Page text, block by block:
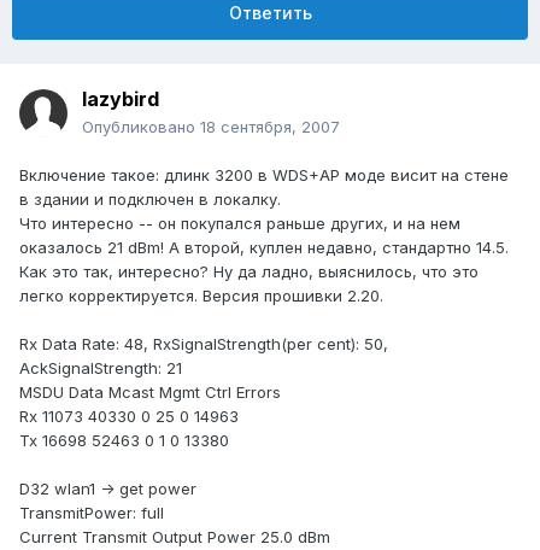
Ответить
lazybird
Опубликовано 18 сентября, 2007
Включение такое: длинк 3200 в WDS+AP моде висит на стене
в здании и подключен в локалку.
Что интересно -- он покупался раньше других, и на нем
оказалось 21 dBm! А второй, куплен недавно, стандартно 14.5.
Как это так, интересно? Ну да ладно, выяснилось, что это
легко корректируется. Версия прошивки 2.20.
Rx Data Rate: 48, RxSignalStrength(per cent): 50,
AckSignalStrength: 21
MSDU Data Mcast Mgmt Ctrl Errors
Rx 11073 40330 0 25 0 14963
Tx 16698 52463 0 1 0 13380
D32 wlan1 -> get power
TransmitPower: full
Current Transmit Output Power 25.0 dBm